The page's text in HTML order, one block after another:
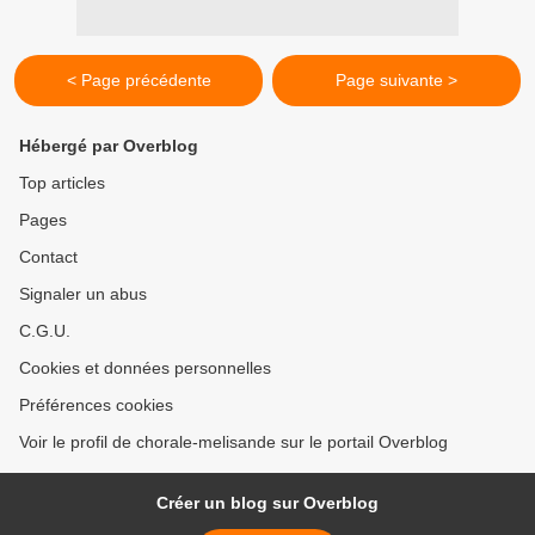
< Page précédente Page suivante >
Hébergé par Overblog
Top articles
Pages
Contact
Signaler un abus
C.G.U.
Cookies et données personnelles
Préférences cookies
Voir le profil de chorale-melisande sur le portail Overblog
Créer un blog sur Overblog